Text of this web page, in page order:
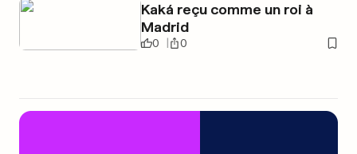
Kaká reçu comme un roi à
Madrid
0 0